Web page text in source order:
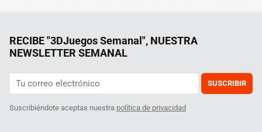
RECIBE "3DJuegos Semanal", NUESTRA
NEWSLETTER SEMANAL
SUSCRIBIR
Suscribiéndote aceptas nuestra política de privacidad